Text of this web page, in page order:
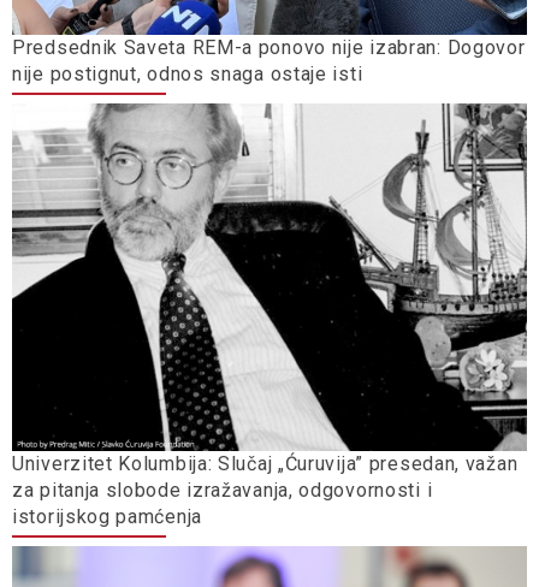
Predsednik Saveta REM-a ponovo nije izabran: Dogovor
nije postignut, odnos snaga ostaje isti
Univerzitet Kolumbija: Slučaj „Ćuruvija” presedan, važan
za pitanja slobode izražavanja, odgovornosti i
istorijskog pamćenja